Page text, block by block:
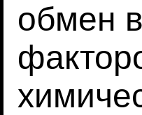
обмен